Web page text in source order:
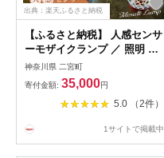
出典：楽天ふるさと納税
【ふるさと納税】 人感センサ
ーモザイクランプ ／ 照明 照
明器具 ライト 人感 センサー
明かり おしゃれ モザイクガ
ラス ガラスランプ インテリ
ア 吾妻山 山頂 トルコ 伝統
自動点灯 インテリア 光セン
神奈川県 二宮町
寄付金額: 35,000円
5.0 （2件）
1サイトで掲載中